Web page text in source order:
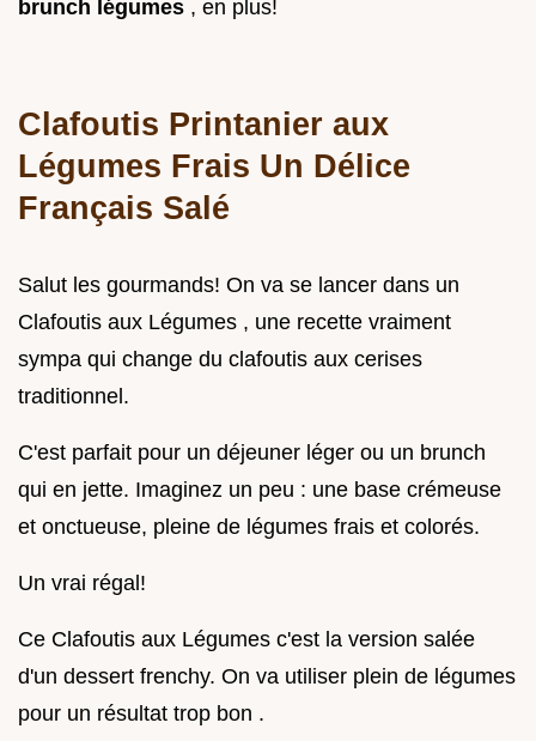
brunch légumes , en plus!
Clafoutis Printanier aux
Légumes Frais Un Délice
Français Salé
Salut les gourmands! On va se lancer dans un
Clafoutis aux Légumes , une recette vraiment
sympa qui change du clafoutis aux cerises
traditionnel.
C'est parfait pour un déjeuner léger ou un brunch
qui en jette. Imaginez un peu : une base crémeuse
et onctueuse, pleine de légumes frais et colorés.
Un vrai régal!
Ce Clafoutis aux Légumes c'est la version salée
d'un dessert frenchy. On va utiliser plein de légumes
pour un résultat trop bon .